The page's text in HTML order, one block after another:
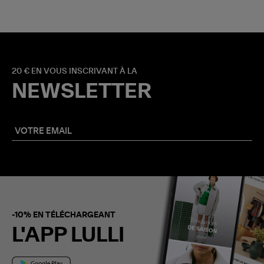
20 € EN VOUS INSCRIVANT À LA
NEWSLETTER
-10% EN TÉLÉCHARGEANT
L'APP LULLI